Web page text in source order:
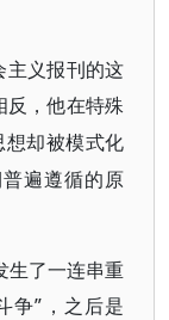
主义报刊的这
反，他在特殊
却被模式化
遍遵循的原
生了一连串重
争”，之后是